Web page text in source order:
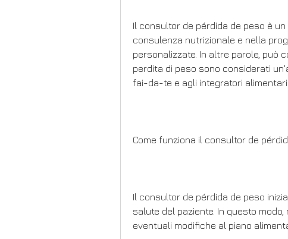
Il consultor de pérdida de peso è
consulenza nutrizionale e nella
personalizzate. In altre parole, può
perdita di peso sono considerati
fai-da-te e agli integratori alimentari.
Come funziona il consultor de
Il consultor de pérdida de peso
salute del paziente. In questo
eventuali modifiche al piano